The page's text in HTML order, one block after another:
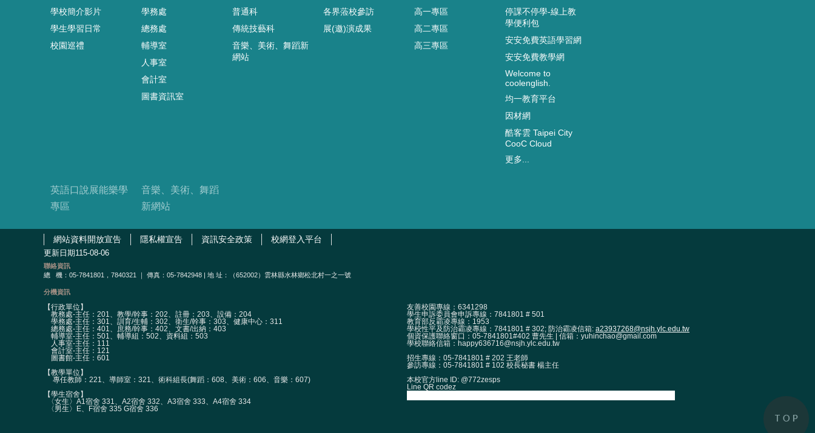
學校簡介影片
學生學習日常
校園巡禮
學務處
總務處
輔導室
人事室
會計室
圖書資訊室
普通科
傳統技藝科
音樂、美術、舞蹈新
網站
各界蒞校參訪
展(邀)演成果
高一專區
高二專區
高三專區
停課不停學-線上教
學便利包
安安免費英語學習網
安安免費教學網
Welcome to
coolenglish.
均一教育平台
因材網
酷客雲 Taipei City
CooC Cloud
更多...
英語口說展能樂學
專區
音樂、美術、舞蹈
新網站
網站資料開放宣告 隱私權宣告 資訊安全政策 校網登入平台
更新日期115-08-06
聯絡資訊
總
機：05-7841801，7840321 ｜ 傳真：05-7842948 | 地 址：（652002）雲林縣水林鄉松北村一之一號
分機資訊
【行政單位】
教務處-主任：201、教學/幹事：202、註冊：203、設備：204
學務處-主任：301、訓育/生輔：302、衛生/幹事：303、健康中心：311
總務處-主任：401、庶務/幹事：402、文書/出納：403
輔導室-主任：501、輔導組：502、資料組：503
人事室-主任：111
會計室-主任：121
圖書館-主任：601
【教學單位】
專任教師：221、導師室：321、術科組長(舞蹈：608、美術：606、音樂：607)
【學生宿舍】
〈女生〉A1宿舍 331、A2宿舍 332、A3宿舍 333、A4宿舍 334
〈男生〉E、F宿舍 335 G宿舍 336
友善校園專線：6341298
學生申訴委員會申訴專線：7841801 # 501
教育部反霸凌專線：1953
學校性平及防治霸凌專線：7841801 # 302; 防治霸凌信箱: a23937268@nsjh.ylc.edu.tw
個資保護聯絡窗口：05-7841801#402 曹先生 | 信箱：yuhinchao@gmail.com
學校聯絡信箱：happy636716@nsjh.ylc.edu.tw
招生專線：05-7841801 # 202 王老師
參訪專線：05-7841801 # 102 校長秘書 楊主任
本校官方line ID: @772zesps
Line QR codez